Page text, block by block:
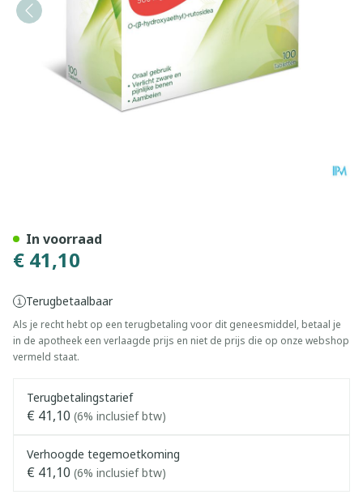
€ 41,10
Terugbetaalbaar
Als je recht hebt op een terugbetaling voor dit geneesmiddel, betaal je
in de apotheek een verlaagde prijs en niet de prijs die op onze webshop
vermeld staat.
Terugbetalingstarief
€ 41,10 (6% inclusief btw)
Verhoogde tegemoetkoming
€ 41,10 (6% inclusief btw)
In voorraad